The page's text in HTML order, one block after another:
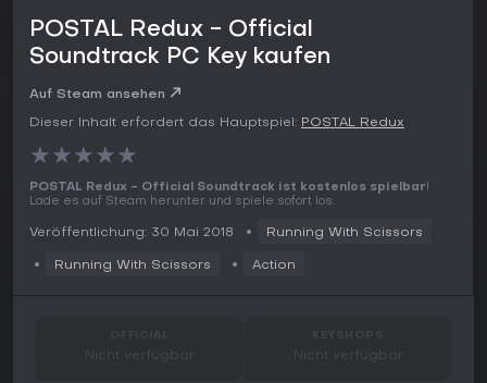
POSTAL Redux - Official
Soundtrack PC Key kaufen
Auf Steam ansehen
Dieser Inhalt erfordert das Hauptspiel: POSTAL Redux
★★★★★
POSTAL Redux - Official Soundtrack ist kostenlos spielbar!
Lade es auf Steam herunter und spiele sofort los.
Veröffentlichung: 30 Mai 2018 Running With Scissors
Running With Scissors Action
Nicht verfügbar Nicht verfügbar